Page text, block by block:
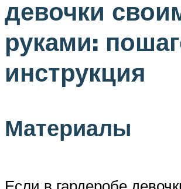
девочки
руками:
инструкция
Материалы